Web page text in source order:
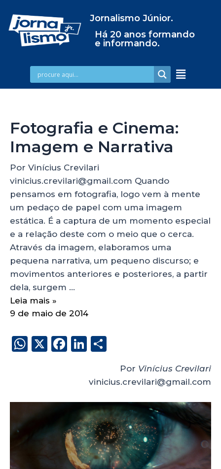
Jornalismo Júnior.
Há 20 anos formando
e informando.
Fotografia e Cinema:
Imagem e Narrativa
Por Vinícius Crevilari
vinicius.crevilari@gmail.com Quando
pensamos em fotografia, logo vem à mente
um pedaço de papel com uma imagem
estática. É a captura de um momento especial
e a relação deste com o meio que o cerca.
Através da imagem, elaboramos uma
pequena narrativa, um pequeno discurso; e
movimentos anteriores e posteriores, a partir
dela, surgem …
Leia mais »
9 de maio de 2014
W
A
p
X
F
b
o
o
k
Li
k
e
dI
n
a
re
Por Vinícius Crevilari
vinicius.crevilari@gmail.com